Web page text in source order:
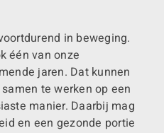
in beweging.
één van onze
jaren. Dat kunnen
te werken op een
manier. Daarbij mag
en een gezonde portie